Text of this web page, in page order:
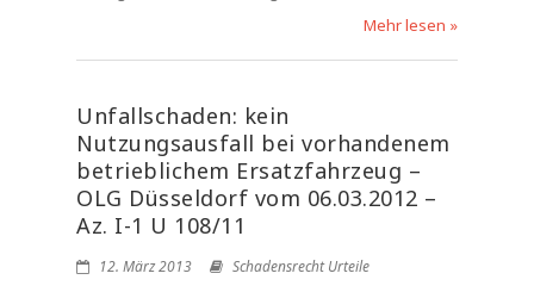
Mehr lesen »
Unfallschaden: kein
Nutzungsausfall bei vorhandenem
betrieblichem Ersatzfahrzeug –
OLG Düsseldorf vom 06.03.2012 –
Az. I-1 U 108/11
12. März 2013 Schadensrecht Urteile